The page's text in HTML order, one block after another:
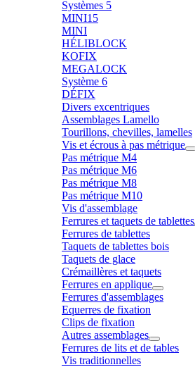
Systèmes 5
MINI15
MINI
HÉLIBLOCK
KOFIX
MEGALOCK
Système 6
DÉFIX
Divers excentriques
Assemblages Lamello
Tourillons, chevilles, lamelles
Vis et écrous à pas métrique
Pas métrique M4
Pas métrique M6
Pas métrique M8
Pas métrique M10
Vis d'assemblage
Ferrures et taquets de tablettes
Ferrures de tablettes
Taquets de tablettes bois
Taquets de glace
Crémaillères et taquets
Ferrures en applique
Ferrures d'assemblages
Equerres de fixation
Clips de fixation
Autres assemblages
Ferrures de lits et de tables
Vis traditionnelles